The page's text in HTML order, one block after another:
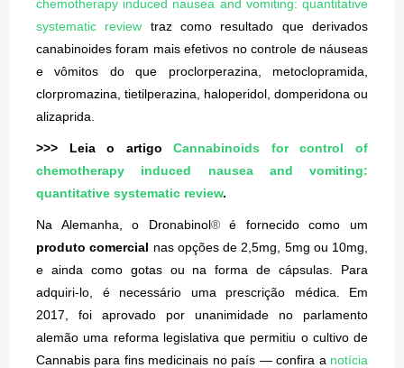
chemotherapy induced nausea and vomiting: quantitative
systematic review traz como resultado que derivados
canabinoides foram mais efetivos no controle de náuseas
e vômitos do que proclorperazina, metoclopramida,
clorpromazina, tietilperazina, haloperidol, domperidona ou
alizaprida.
>>> Leia o artigoCannabinoids for control of
chemotherapy induced nausea and vomiting:
quantitative systematic review.
Na Alemanha, o Dronabinol®é fornecido como um
produto comercial nas opções de 2,5mg, 5mg ou 10mg,
e ainda como gotas ou na forma de cápsulas. Para
adquiri-lo, é necessário uma prescrição médica. Em
2017, foi aprovado por unanimidade no parlamento
alemão uma reforma legislativa que permitiu o cultivo de
Cannabis para fins medicinais no país — confira a notícia